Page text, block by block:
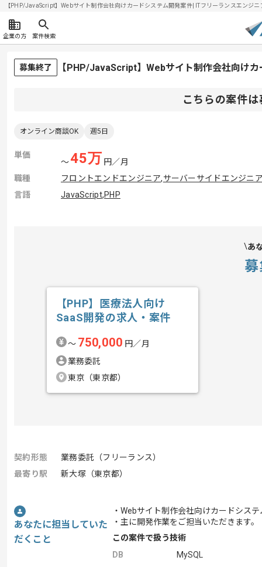
【PHP/JavaScript】Webサイト制作会社向けカードシステム開発案件| ITフリーランスエンジ
企業の方 案件検索
募集終了 【PHP/JavaScript】Webサイト制作会社向け
こちらの案件
オンライン商談OK 週5日
単価
〜45万 円／月
職種
フロントエンドエンジニア,サーバーサイドエンジニ
言語
JavaScript,PHP
あ
【PHP】医療法人向け
SaaS開発の求人・案件
〜 750,000 円／月
業務委託
東京（東京都）
契約形態
業務委託（フリーランス）
最寄り駅
新大塚（東京都）
あなたに担当していた
だくこと
・Webサイト制作会社向けカードシス
・主に開発作業をご担当いただきます。
この案件で扱う技術
DB
MySQL